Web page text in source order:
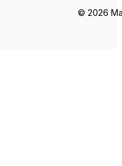
© 2026